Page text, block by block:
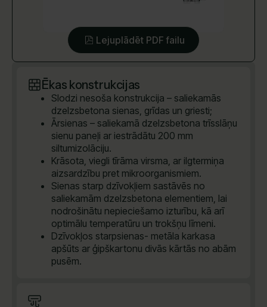
Lejuplādēt PDF failu
Ēkas konstrukcijas
Slodzi nesoša konstrukcija – saliekamās
dzelzsbetona sienas, grīdas un griesti;
Ārsienas – saliekamā dzelzsbetona trīsslāņu
sienu paneļi ar iestrādātu 200 mm
siltumizolāciju.
Krāsota, viegli tīrāma virsma, ar ilgtermiņa
aizsardzību pret mikroorganismiem.
Sienas starp dzīvokļiem sastāvēs no
saliekamām dzelzsbetona elementiem, lai
nodrošinātu nepieciešamo izturību, kā arī
optimālu temperatūru un trokšņu līmeni.
Dzīvokļos starpsienas- metāla karkasa
apšūts ar ģipškartonu divās kārtās no abām
pusēm.